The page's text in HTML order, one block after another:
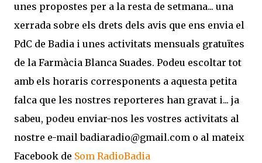
unes propostes per a la resta de setmana... una
xerrada sobre els drets dels avis que ens envia el
PdC de Badia i unes activitats mensuals gratuïtes
de la Farmàcia Blanca Suades. Podeu escoltar tot
amb els horaris corresponents a aquesta petita
falca que les nostres reporteres han gravat i... ja
sabeu, podeu enviar-nos les vostres activitats al
nostre e-mail badiaradio@gmail.com o al mateix
Facebook de Som RadioBadia